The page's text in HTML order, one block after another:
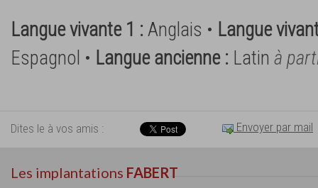
Langue vivante 1 :Anglais • Langue
Espagnol • Langue ancienne : Latin à
Dites le à vos amis : Envoyer par mail
Les implantations FABERT